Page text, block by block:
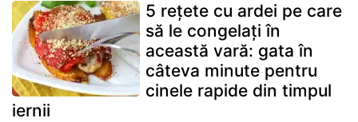
5 rețete cu ardei pe care
să le congelați în
această vară: gata în
câteva minute pentru
cinele rapide din timpul
iernii